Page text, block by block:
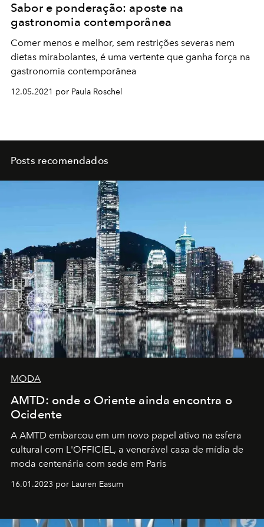
Sabor e ponderação: aposte na
gastronomia contemporânea
Comer menos e melhor, sem restrições severas nem
dietas mirabolantes, é uma vertente que ganha força na
gastronomia contemporânea
12.05.2021 por Paula Roschel
Posts recomendados
MODA
AMTD: onde o Oriente ainda encontra o
Ocidente
A AMTD embarcou em um novo papel ativo na esfera
cultural com L'OFFICIEL, a venerável casa de mídia de
moda centenária com sede em Paris
16.01.2023 por Lauren Easum